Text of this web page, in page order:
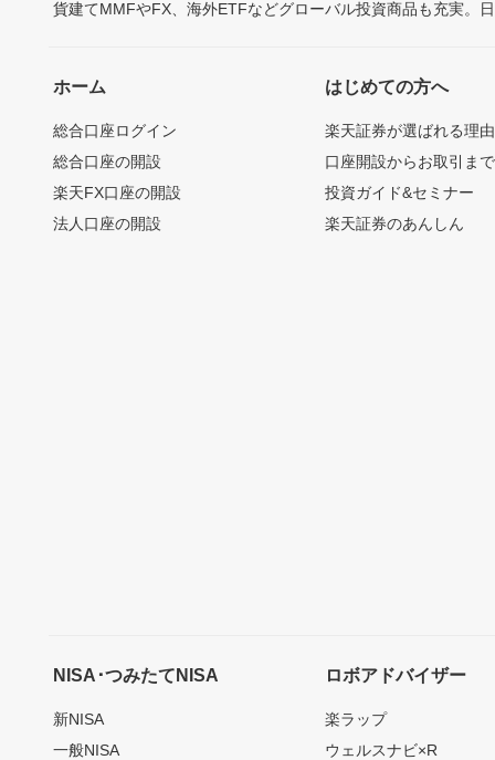
貨建てMMFやFX、海外ETFなどグローバル投資商品も充実。
ホーム
総合口座ログイン
総合口座の開設
楽天FX口座の開設
法人口座の開設
はじめての方へ
楽天証券が選ばれる理由
口座開設からお取引ま
投資ガイド&セミナー
楽天証券のあんしん
NISA･つみたてNISA
新NISA
一般NISA
ロボアドバイザー
楽ラップ
ウェルスナビ×R